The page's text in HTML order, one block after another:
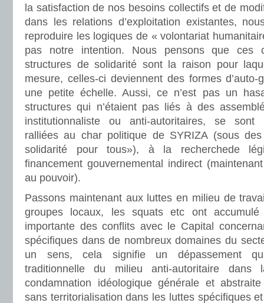
la satisfaction de nos besoins collectifs et de
dans les relations d’exploitation existantes,
reproduire les logiques de « volontariat
pas notre intention. Nous pensons que ces
structures de solidarité sont la raison pour
mesure, celles-ci deviennent des formes
une petite échelle. Aussi, ce n’est pas un
structures qui n’étaient pas liés à des
institutionnaliste ou anti-autoritaires, se sont
ralliées au char politique de SYRIZA (sous
solidarité pour tous»), à la recherchede
financement gouvernemental indirect
au pouvoir).
Passons maintenant aux luttes en milieu de
groupes locaux, les squats etc ont accumulé
importante des conflits avec le Capital
spécifiques dans de nombreux domaines du
un sens, cela signifie un dépassement
traditionnelle du milieu anti-autoritaire
condamnation idéologique générale et
sans territorialisation dans les luttes spécifiques